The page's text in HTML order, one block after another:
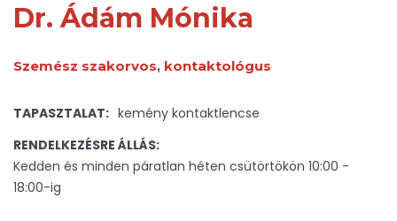
Dr. Ádám Mónika
Szemész szakorvos, kontaktológus
TAPASZTALAT: kemény kontaktlencse
RENDELKEZÉSRE ÁLLÁS:
Kedden és minden páratlan héten csütörtökön 10:00 -
18:00-ig